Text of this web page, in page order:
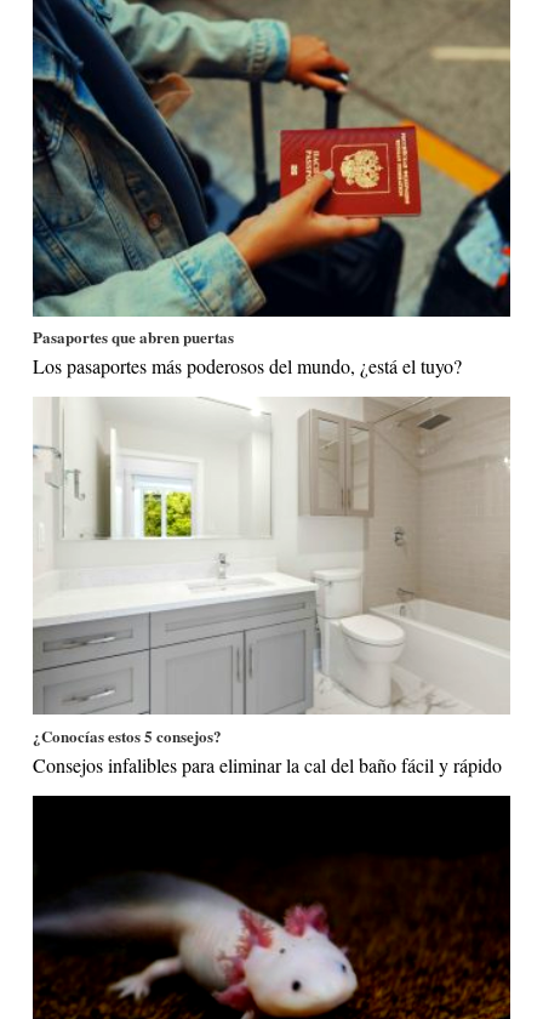
Pasaportes que abren puertas
Los pasaportes más poderosos del mundo, ¿está el tuyo?
¿Conocías estos 5 consejos?
Consejos infalibles para eliminar la cal del baño fácil y rápido